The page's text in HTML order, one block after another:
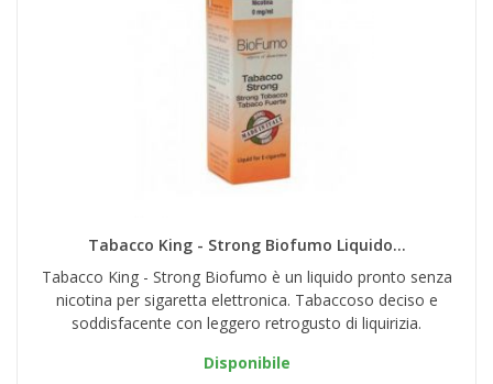
Tabacco King - Strong Biofumo Liquido...
Tabacco King - Strong Biofumo è un liquido pronto senza
nicotina per sigaretta elettronica. Tabaccoso deciso e
soddisfacente con leggero retrogusto di liquirizia.
Disponibile